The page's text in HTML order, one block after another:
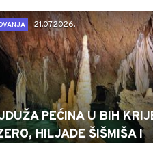
21.07.2026.
PEĆINA U BIH
HILJADE ŠIŠMIŠA I